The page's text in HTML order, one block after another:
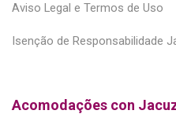
Aviso Legal e Termos de Uso
Isenção de Responsabilidade
Acomodações con